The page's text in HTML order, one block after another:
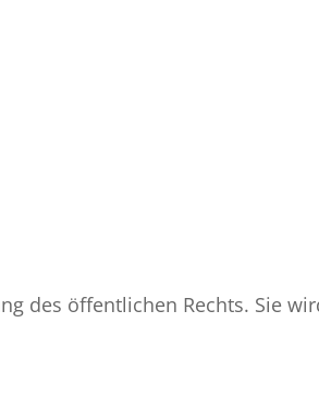
des öffentlichen Rechts. Sie